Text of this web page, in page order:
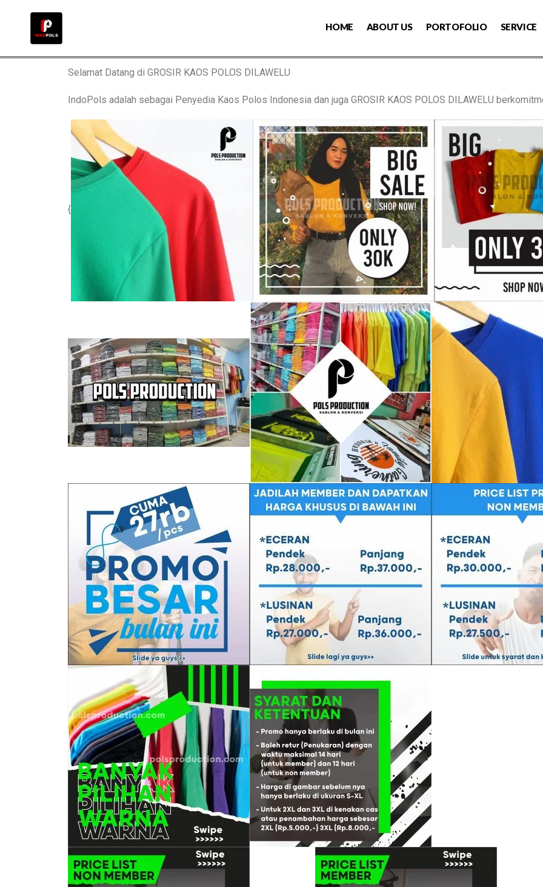
HOME ABOUT US PORTOFOLIO SERVICE
Selamat Datang di GROSIR KAOS POLOS DILAWELU
IndoPols adalah sebagai Penyedia Kaos Polos Indonesia dan juga GROSIR KAOS POLOS DILAWELU
{